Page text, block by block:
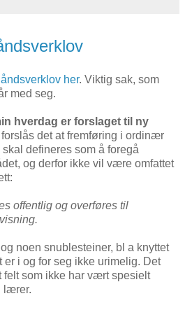
her. Viktig sak, som
med seg.
hverdag er forslaget til ny
forslås det at fremføring i ordinær
defineres som å foregå
og derfor ikke vil være omfattet
offentlig og overføres til
noen snublesteiner, bl a knyttet
er i og for seg ikke urimelig. Det
felt som ikke har vært spesielt
lærer.